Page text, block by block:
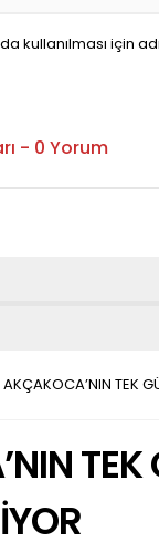
kullanılması için
- 0 Yorum
AKÇAKOCA’NIN TEK
TEK